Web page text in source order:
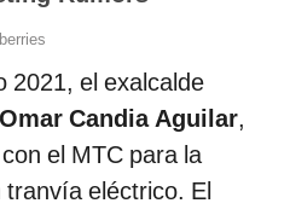
2021, el exalcalde
Omar Candia Aguilar,
el MTC para la
eléctrico. El